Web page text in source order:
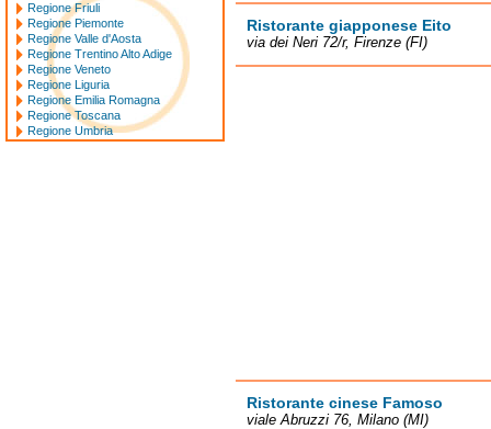
Ristorante giapponese Eito
via dei Neri 72/r, Firenze (FI)
Ristorante cinese Famoso
viale Abruzzi 76, Milano (MI)
Regione Friuli
Regione Piemonte
Regione Valle d'Aosta
Regione Trentino Alto Adige
Regione Veneto
Regione Liguria
Regione Emilia Romagna
Regione Toscana
Regione Umbria